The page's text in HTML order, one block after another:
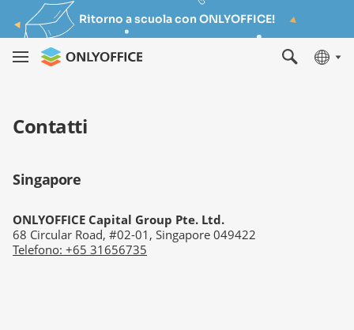
Ritorno a scuola con ONLYOFFICE!
Contatti
Singapore
ONLYOFFICE Capital Group Pte. Ltd.
68 Circular Road, #02-01, Singapore 049422
Telefono: +65 31656735